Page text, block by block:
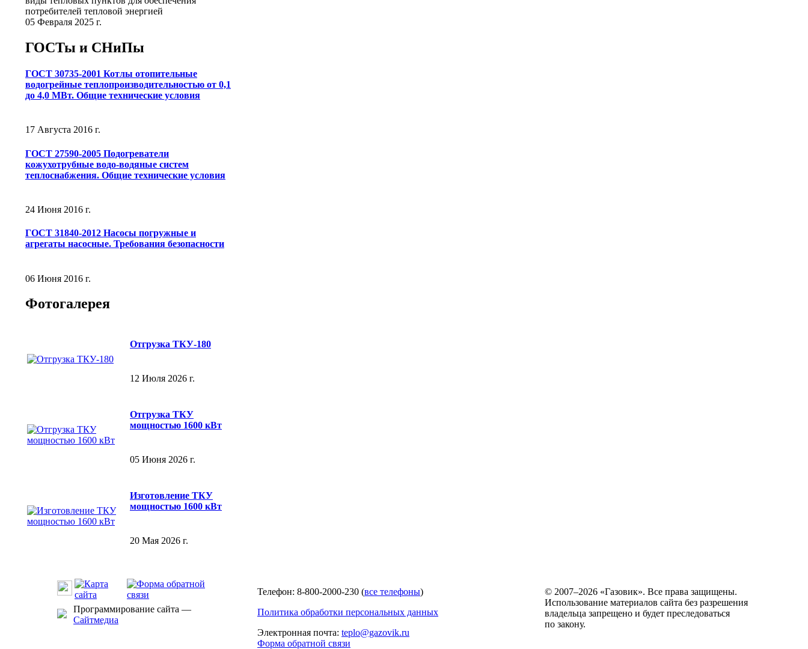
потребителей тепловой энергией
05 Февраля 2025 г.
ГОСТы и СНиПы
ГОСТ 30735-2001 Котлы отопительные
водогрейные теплопроизводительностью от 0,1
до 4,0 МВт. Общие технические условия
17 Августа 2016 г.
ГОСТ 27590-2005 Подогреватели
кожухотрубные водо-водяные систем
теплоснабжения. Общие технические условия
24 Июня 2016 г.
ГОСТ 31840-2012 Насосы погружные и
агрегаты насосные. Требования безопасности
06 Июня 2016 г.
Фотогалерея
Отгрузка ТКУ-180
12 Июля 2026 г.
Отгрузка ТКУ
мощностью 1600 кВт
05 Июня 2026 г.
Изготовление ТКУ
мощностью 1600 кВт
20 Мая 2026 г.
Программирование сайта —
Сайтмедиа
Телефон: 8-800-2000-230 (все телефоны)
Политика обработки персональных данных
Электронная почта: teplo@gazovik.ru
Форма обратной связи
© 2007–2026 «Газовик». Все права защищены.
Использование материалов сайта без разрешения
владельца запрещено и будет преследоваться
по закону.